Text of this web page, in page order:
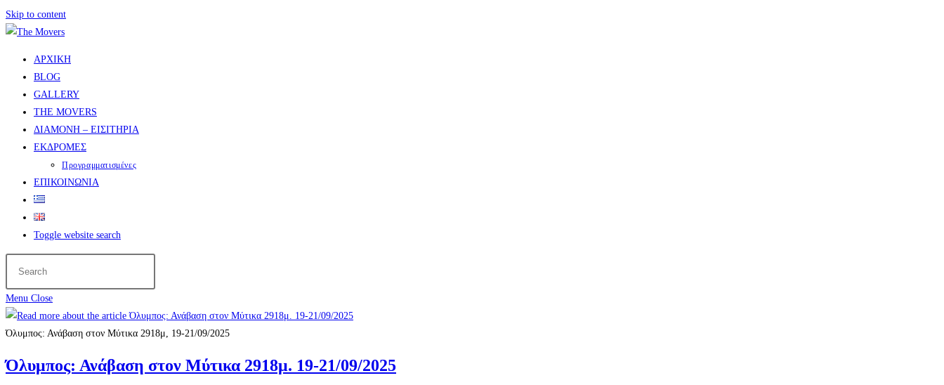
Skip to content
ΑΡΧΙΚΗ
BLOG
GALLERY
THE MOVERS
ΔΙΑΜΟΝΗ – ΕΙΣΙΤΗΡΙΑ
ΕΚΔΡΟΜΕΣ
Προγραμματισμένες
ΕΠΙΚΟΙΝΩΝΙΑ
Toggle website search
Menu Close
Όλυμπος: Ανάβαση στον Μύτικα 2918μ, 19-21/09/2025
Όλυμπος: Ανάβαση στον Μύτικα 2918μ. 19-21/09/2025